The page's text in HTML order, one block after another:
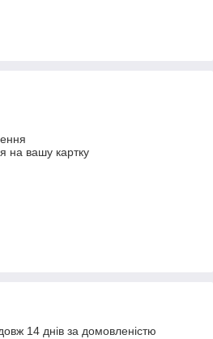
на вашу картку
14 днів за домовленістю